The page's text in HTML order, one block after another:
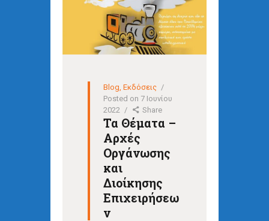
Blog ,Εκδόσεις
Posted on 7 Ιουνίου
2022
Share
Τα Θέματα –
Αρχές
Οργάνωσης
και
Διοίκησης
Επιχειρήσεω
ν